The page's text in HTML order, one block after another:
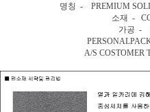
명칭 - PREMIUM
소재 -
가공 -
A/S COSTOMER